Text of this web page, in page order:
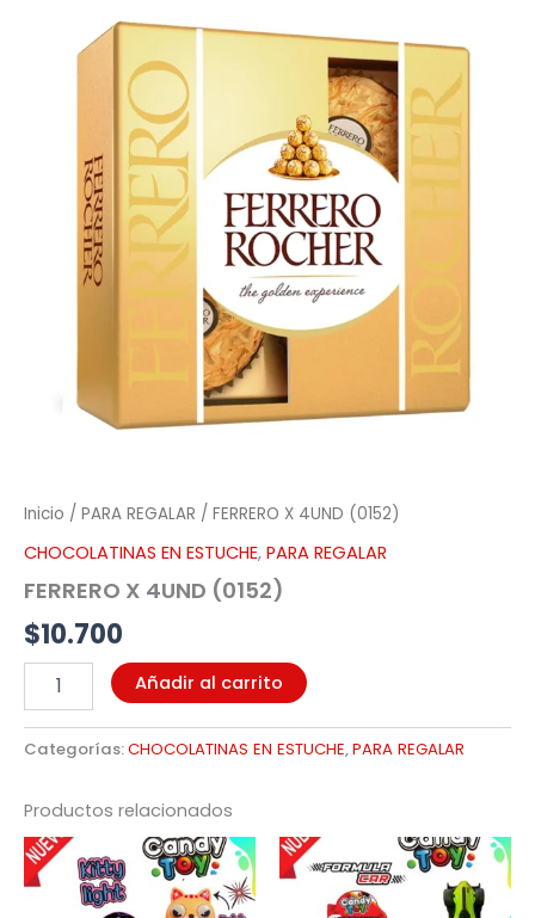
Inicio / PARA REGALAR / FERRERO X 4UND (0152)
CHOCOLATINAS EN ESTUCHE, PARA REGALAR
FERRERO X 4UND (0152)
$10.700
(0152)
Añadir al carrito
Categorías:CHOCOLATINAS EN ESTUCHE,PARA REGALAR
Productos relacionados